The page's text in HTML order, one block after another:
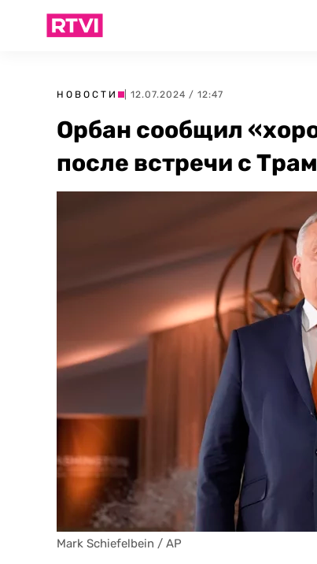
НОВОСТИ | 12.07.2024 / 12:47
Орбан сообщил
после встречи с
Mark Schiefelbein / AP